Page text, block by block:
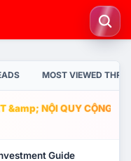
MOST VIEWED
&amp; NỘI QUY CỘNG
Guide